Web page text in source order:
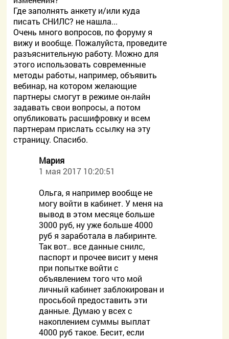
Где заполнять анкету и/или куда
писать СНИЛС? не нашла...
Очень много вопросов, по форуму я
вижу и вообще. Пожалуйста, проведите
разъяснительную работу. Можно для
этого использовать современные
методы работы, например, объявить
вебинар, на котором желающие
партнеры смогут в режиме он-лайн
задавать свои вопросы, а потом
опубликовать расшифровку и всем
партнерам прислать ссылку на эту
страницу. Спасибо.
Мария
1 мая 2017 10:20:51
Ольга, я например вообще не
могу войти в кабинет. У меня на
вывод в этом месяце больше
3000 руб, ну уже больше 4000
руб я заработала в лабиринте.
Так вот.. все данные снилс,
паспорт и прочее висит у меня
при попытке войти с
объявлением того что мой
личный кабинет заблокирован и
просьбой предоставить эти
данные. Думаю у всех с
накоплением суммы выплат
4000 руб такое. Бесит, если